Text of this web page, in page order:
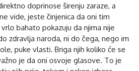
doprinose širenju zaraze, a
vide, jeste činjenica da oni tim
bahato pokazuju da njima nije
zdravlja naroda, ni do čega, nego im
puke vlasti. Briga njih koliko će se
je da oni osvoje glasove. To je